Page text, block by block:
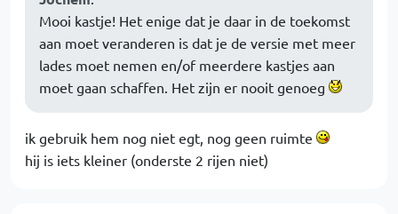
Mooi kastje! Het enige dat je daar in de toekomst
aan moet veranderen is dat je de versie met meer
lades moet nemen en/of meerdere kastjes aan
moet gaan schaffen. Het zijn er nooit genoeg
ik gebruik hem nog niet egt, nog geen ruimte
hij is iets kleiner (onderste 2 rijen niet)